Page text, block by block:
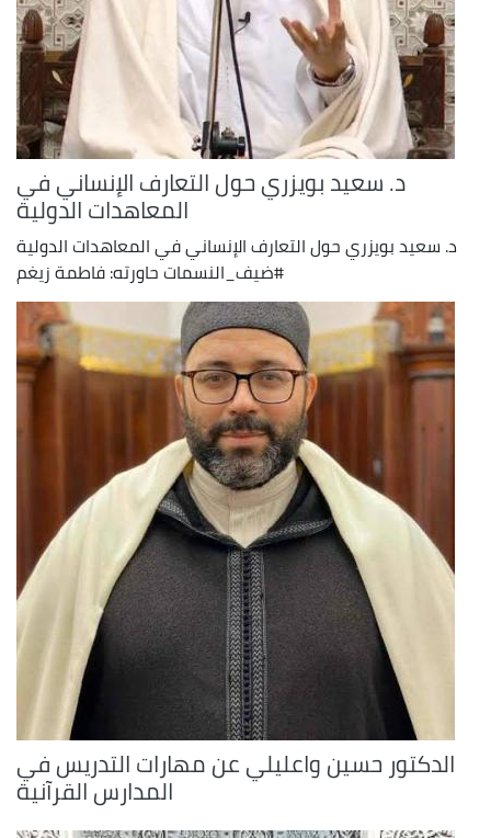
د. سعيد بويزري حول التعارف الإنساني في
المعاهدات الدولية
د. سعيد بويزري حول التعارف الإنساني في المعاهدات الدولية
#ضيف_النسمات حاورته: فاطمة زيغم
الدكتور حسين واعليلي عن مهارات التدريس في
المدارس القرآنية